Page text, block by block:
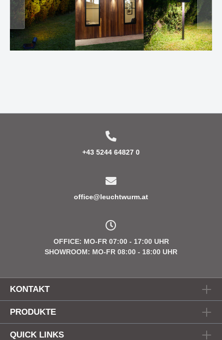
+43 5244 64827 0
office@leuchtwurm.at
OFFICE: MO-FR 07:00 - 17:00 UHR
SHOWROOM: MO-FR 08:00 - 18:00 UHR
KONTAKT
PRODUKTE
QUICK LINKS